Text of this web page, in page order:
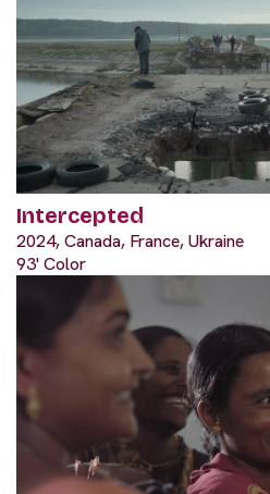
Intercepted
2024, Canada, France, Ukraine
93' Color